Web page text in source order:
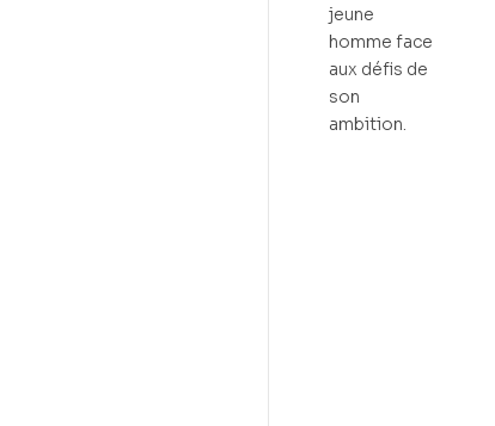
jeune
homme face
aux défis de
son
ambition.